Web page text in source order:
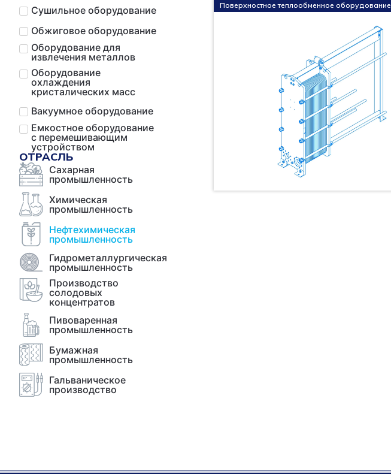
Сушильное оборудование
Обжиговое оборудование
Оборудование для
извлечения металлов
Оборудование
охлаждения
кристалических масс
Вакуумное оборудование
Емкостное оборудование
с перемешивающим
устройством
ОТРАСЛЬ
Сахарная
промышленность
Химическая
промышленность
Нефтехимическая
промышленность
Гидрометаллургическая
промышленность
Производство
солодовых
концентратов
Пивоваренная
промышленность
Бумажная
промышленность
Гальваническое
производство
Поверхностное теплообменное оборудование